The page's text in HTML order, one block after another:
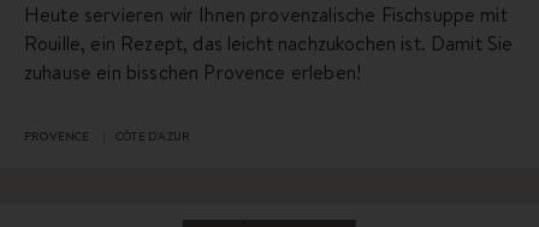
Heute servieren wir Ihnen provenzalische Fischsuppe mit
Rouille, ein Rezept, das leicht nachzukochen ist. Damit Sie
zuhause ein bisschen Provence erleben!
PROVENCE CÔTE D'AZUR